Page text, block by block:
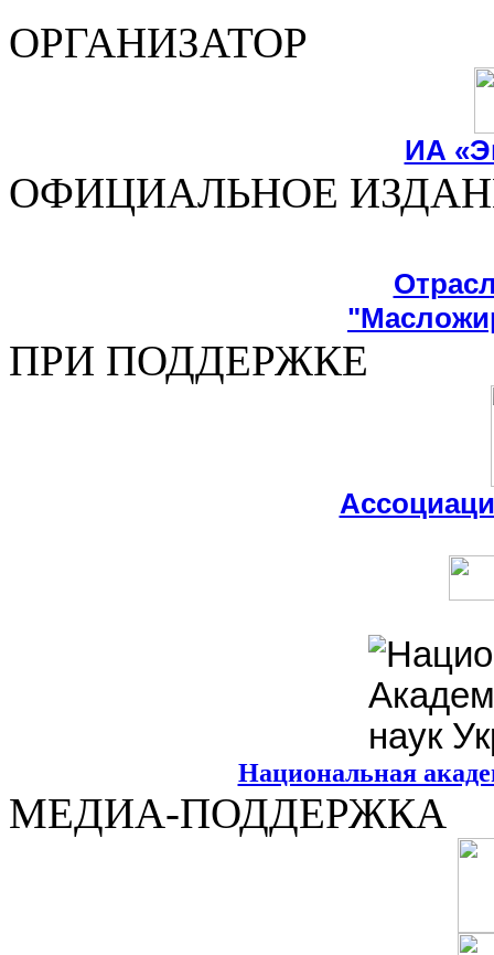
ОРГАНИЗАТОР
ИА
ОФИЦИАЛЬНОЕ
ПРИ ПОДДЕРЖКЕ
Национальная
МЕДИА-ПОДДЕРЖКА